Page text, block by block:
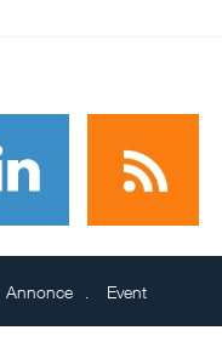
Annonce Event